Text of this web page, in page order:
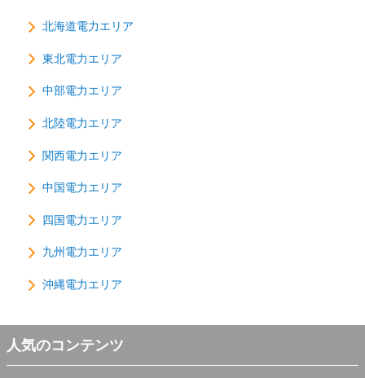
北海道電力エリア
東北電力エリア
中部電力エリア
北陸電力エリア
関西電力エリア
中国電力エリア
四国電力エリア
九州電力エリア
沖縄電力エリア
人気のコンテンツ